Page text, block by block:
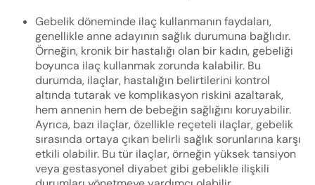
Gebelik döneminde ilaç kullanmanın faydaları,
genellikle anne adayının sağlık durumuna bağlıdır.
Örneğin, kronik bir hastalığı olan bir kadın, gebeliği
boyunca ilaç kullanmak zorunda kalabilir. Bu
durumda, ilaçlar, hastalığın belirtilerini kontrol
altında tutarak ve komplikasyon riskini azaltarak,
hem annenin hem de bebeğin sağlığını koruyabilir.
Ayrıca, bazı ilaçlar, özellikle reçeteli ilaçlar, gebelik
sırasında ortaya çıkan belirli sağlık sorunlarına karşı
etkili olabilir. Bu tür ilaçlar, örneğin yüksek tansiyon
veya gestasyonel diyabet gibi gebelikle ilişkili